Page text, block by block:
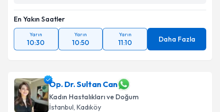
En Yakın Saatler
Yarın
10:30
Yarın
10:50
Yarın
11:10 Daha Fazla
Op. Dr. Sultan Can
Kadın Hastalıkları ve Doğum
İstanbul, Kadıköy